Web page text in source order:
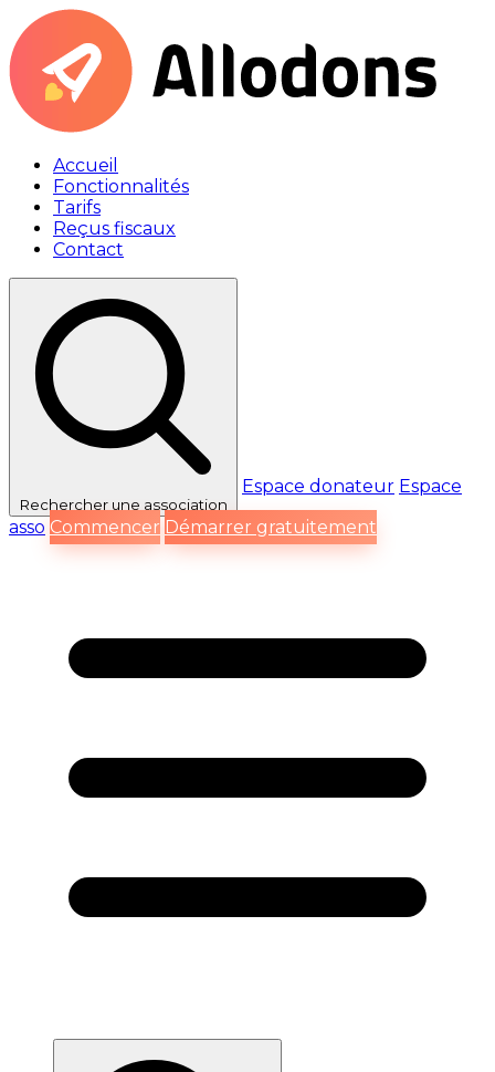
Accueil
Fonctionnalités
Tarifs
Reçus fiscaux
Contact
Rechercherune association
Espace donateur Espace
asso Commencer Démarrer gratuitement